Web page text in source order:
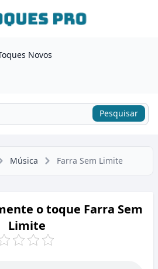
Novos
Pesquisar
Música Farra Sem Limite
o toque Farra Sem
Limite